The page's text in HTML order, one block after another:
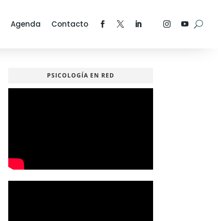
Agenda Contacto
PSICOLOGÍA EN RED